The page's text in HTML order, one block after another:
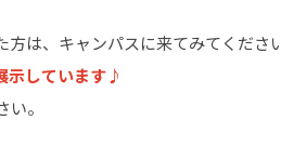
方は、キャンパスに来てみてくださ
示しています♪
。